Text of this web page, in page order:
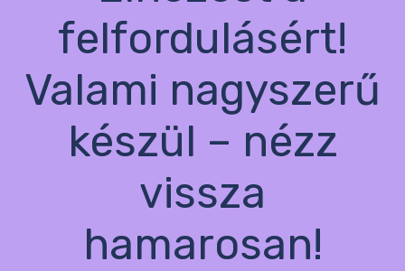
felfordulásért!
Valami nagyszerű
készül – nézz
vissza
hamarosan!